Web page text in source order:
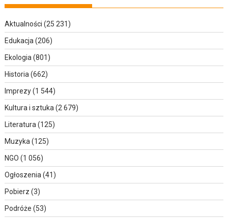
Aktualności (25 231)
Edukacja (206)
Ekologia (801)
Historia (662)
Imprezy(1 544)
Kultura i sztuka (2 679)
Literatura (125)
Muzyka (125)
NGO (1 056)
Ogłoszenia (41)
Pobierz (3)
Podróże (53)